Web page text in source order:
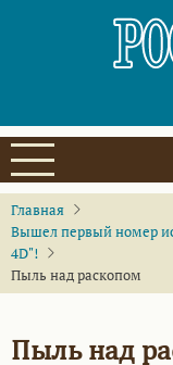
Главная
Вышел первый номер
4D"!
Пыль над раскопом
Пыль над